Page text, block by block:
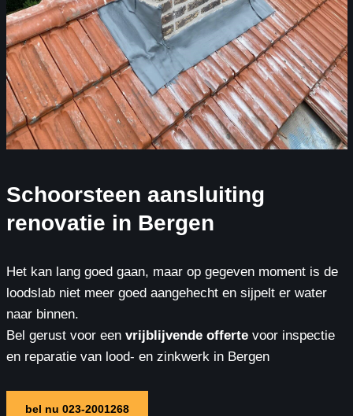
Schoorsteen aansluiting
renovatie in Bergen
Het kan lang goed gaan, maar op gegeven moment is de
loodslab niet meer goed aangehecht en sijpelt er water
naar binnen.
Bel gerust voor eenvrijblijvende offertevoor inspectie
en reparatie van lood- en zinkwerk in Bergen
bel nu 023-2001268